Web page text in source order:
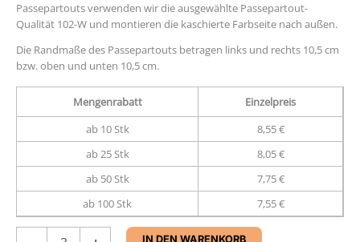
Passepartouts verwenden wir die ausgewählte Passepartout-
Qualität 102-W und montieren die kaschierte Farbseite nach außen.
Die Randmaße des Passepartouts betragen links und rechts 10,5 cm
bzw. oben und unten 10,5 cm.
Mengenrabatt
Einzelpreis
ab 10 Stk
8,55 €
ab 25 Stk
8,05 €
ab 50 Stk
7,75 €
ab 100 Stk
7,55 €
IN DEN WARENKORB